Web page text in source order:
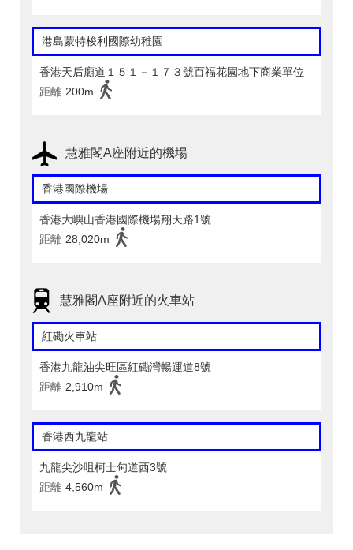
港島蒙特梭利國際幼稚園
香港天后廟道１５１－１７３號百福花園地下商業單位
距離 200m
慧雅閣A座附近的機場
香港國際機場
香港大嶼山香港國際機場翔天路1號
距離 28,020m
慧雅閣A座附近的火車站
紅磡火車站
香港九龍油尖旺區紅磡灣暢運道8號
距離 2,910m
香港西九龍站
九龍尖沙咀柯士甸道西3號
距離 4,560m